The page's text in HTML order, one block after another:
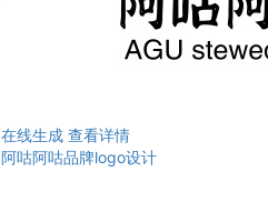
在线生成 查看详情
阿咕阿咕品牌logo设计